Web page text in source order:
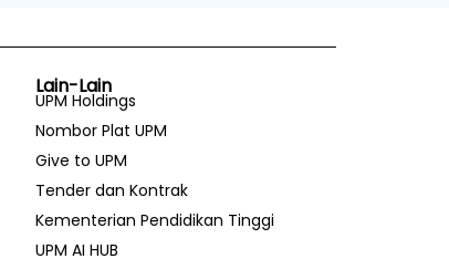
Lain-Lain
UPM Holdings
Nombor Plat UPM
Give to UPM
Tender dan Kontrak
Kementerian Pendidikan Tinggi
UPM AI HUB